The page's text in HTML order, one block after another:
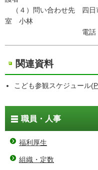
（４）問い合わせ先 四日
室 小林
電話 ０５９－
関連資料
こども参観スケジュール(
職員・人事
福利厚生
組織・定数